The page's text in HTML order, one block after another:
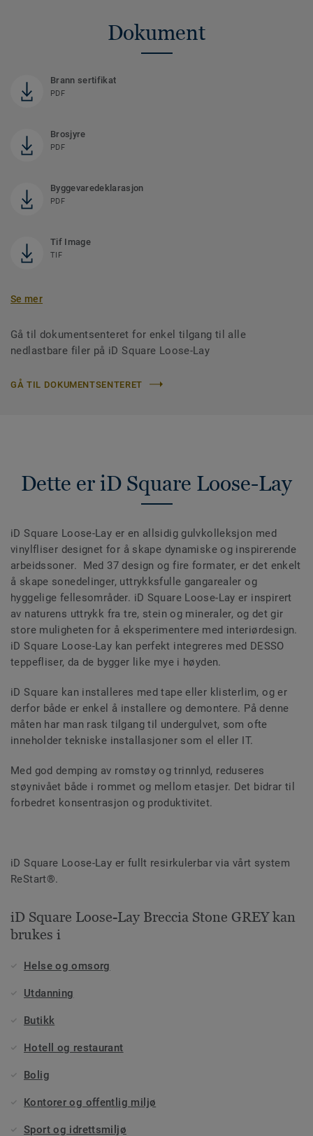
Dokument
Brann sertifikat
PDF
Brosjyre
PDF
Byggevaredeklarasjon
PDF
Tif Image
TIF
Se mer
Gå til dokumentsenteret for enkel tilgang til alle
nedlastbare filer på iD Square Loose-Lay
GÅ TIL DOKUMENTSENTERET
Dette er iD Square Loose-Lay
iD Square Loose-Lay er en allsidig gulvkolleksjon med
vinylfliser designet for å skape dynamiske og inspirerende
arbeidssoner. Med 37 design og fire formater, er det enkelt
å skape sonedelinger, uttrykksfulle gangarealer og
hyggelige fellesområder. iD Square Loose-Lay er inspirert
av naturens uttrykk fra tre, stein og mineraler, og det gir
store muligheten for å eksperimentere med interiørdesign.
iD Square Loose-Lay kan perfekt integreres med DESSO
teppefliser, da de bygger like mye i høyden.
iD Square kan installeres med tape eller klisterlim, og er
derfor både er enkel å installere og demontere. På denne
måten har man rask tilgang til undergulvet, som ofte
inneholder tekniske installasjoner som el eller IT.
Med god demping av romstøy og trinnlyd, reduseres
støynivået både i rommet og mellom etasjer. Det bidrar til
forbedret konsentrasjon og produktivitet.
iD Square Loose-Lay er fullt resirkulerbar via vårt system
ReStart®.
iD Square Loose-Lay Breccia Stone GREY kan
brukes i
Helse og omsorg
Utdanning
Butikk
Hotell og restaurant
Bolig
Kontorer og offentlig miljø
Sport og idrettsmiljø